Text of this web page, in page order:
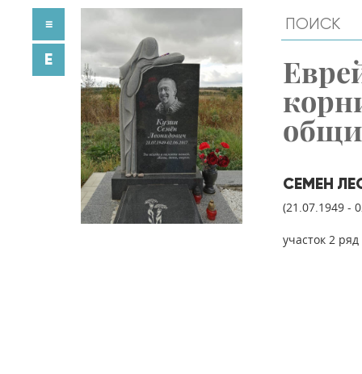
СЕМЕН
(21.07.1949 -
участок 2
≡
E